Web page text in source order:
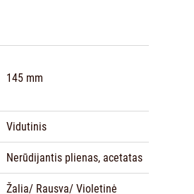
145 mm
Vidutinis
Nerūdijantis plienas, acetatas
Žalia/ Rausva/ Violetinė